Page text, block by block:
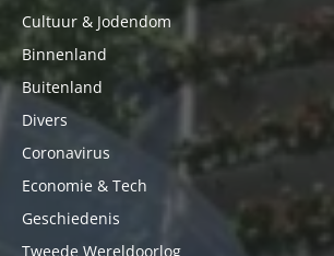
Cultuur & Jodendom
Binnenland
Buitenland
Divers
Coronavirus
Economie & Tech
Geschiedenis
Tweede Wereldoorlog